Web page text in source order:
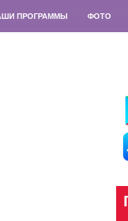
ПРОГРАММЫ ФОТО